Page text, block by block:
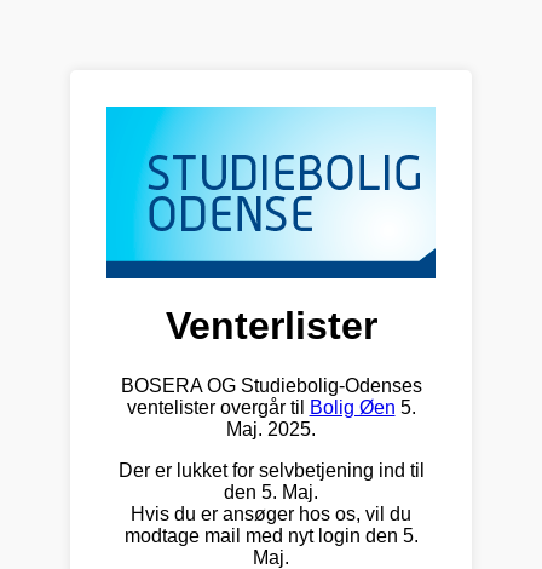
Venterlister
BOSERA OG Studiebolig-Odenses
ventelister overgår til
Bolig Øen 5.
Maj. 2025.
Der er lukket for selvbetjening ind til
den 5. Maj.
Hvis du er ansøger hos os, vil du
modtage mail med nyt login den 5.
Maj.